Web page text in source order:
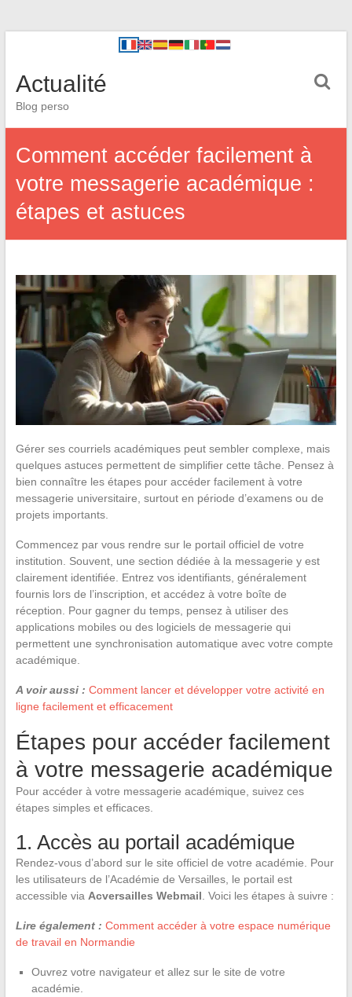
Actualité
Blog perso
Comment accéder facilement à
votre messagerie académique :
étapes et astuces
Gérer ses courriels académiques peut sembler complexe, mais
quelques astuces permettent de simplifier cette tâche. Pensez à
bien connaître les étapes pour accéder facilement à votre
messagerie universitaire, surtout en période d’examens ou de
projets importants.
Commencez par vous rendre sur le portail officiel de votre
institution. Souvent, une section dédiée à la messagerie y est
clairement identifiée. Entrez vos identifiants, généralement
fournis lors de l’inscription, et accédez à votre boîte de
réception. Pour gagner du temps, pensez à utiliser des
applications mobiles ou des logiciels de messagerie qui
permettent une synchronisation automatique avec votre compte
académique.
A voir aussi : Comment lancer et développer votre activité en
ligne facilement et efficacement
Étapes pour accéder facilement
à votre messagerie académique
Pour accéder à votre messagerie académique, suivez ces
étapes simples et efficaces.
1. Accès au portail académique
Rendez-vous d’abord sur le site officiel de votre académie. Pour
les utilisateurs de l’Académie de Versailles, le portail est
accessible via Acversailles Webmail . Voici les étapes à suivre :
Lire également : Comment accéder à votre espace numérique
de travail en Normandie
Ouvrez votre navigateur et allez sur le site de votre
académie.